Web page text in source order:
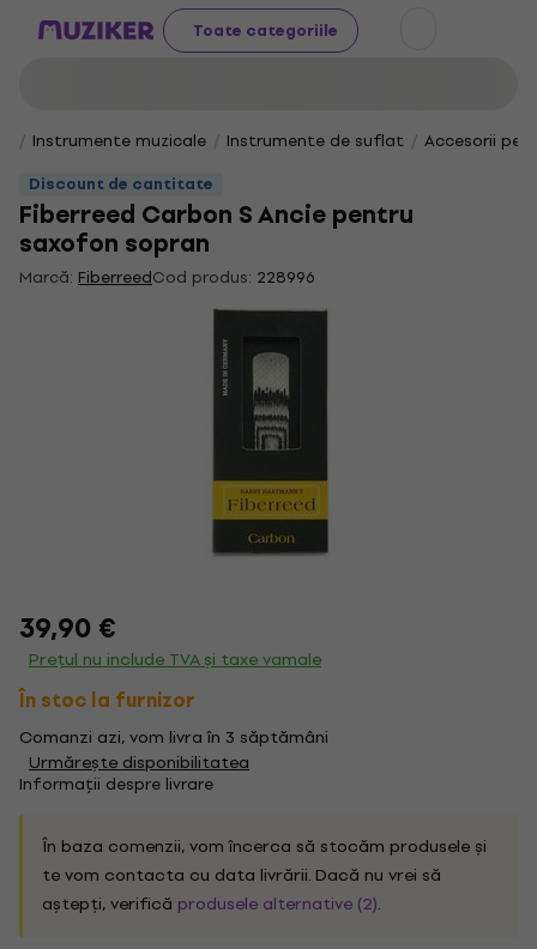
Toate categoriile
Instrumente muzicale Instrumente de suflat
Accesorii
Discount de cantitate
Fiberreed Carbon S Ancie pentru
saxofon sopran
Marcă: FiberreedCod produs: 228996
39,90 €
Prețul nu include TVA și taxe vamale
În stoc la furnizor
Comanzi azi, vom livra în 3 săptămâni
Urmărește disponibilitatea
Informații despre livrare
În baza comenzii, vom încerca să stocăm produsele și
te vom contacta cu data livrării. Dacă nu vrei să
aștepți, verifică produsele alternative (2).